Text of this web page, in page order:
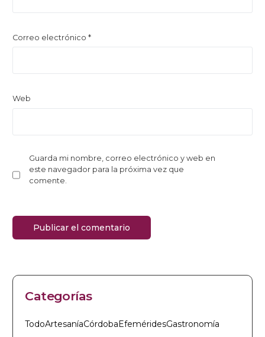
Correo electrónico*
Web
Guarda mi nombre, correo electrónico y web en
este navegador para la próxima vez que
comente.
Categorías
TodoArtesaníaCórdoba EfeméridesGastronomía